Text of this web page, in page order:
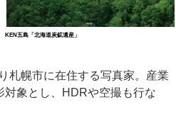
KEN五島「北海道炭鉱遺産」
札幌市に在住する写真家。産業
象とし、HDRや空撮も行な